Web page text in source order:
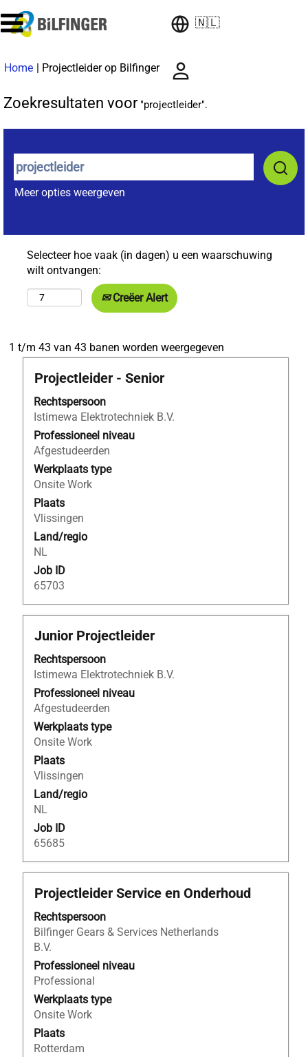
🇳🇱
Home | Projectleider op Bilfinger(huidige
pagina)
Zoekresultaten voor"projectleider".
Meer opties weergeven
Selecteer hoe vaak (in dagen) u een waarschuwing
wilt ontvangen:
Creëer Alert
1 t/m 43 van 43 banen worden weergegeven
voor
lijst
met
Titel
Projectleider - Senior
Rechtspersoon
Istimewa Elektrotechniek B.V.
Professioneel niveau
Afgestudeerden
Werkplaats type
Onsite Work
Plaats
Vlissingen
Land/regio
NL
Job ID
65703
Selecteer
deze
spatiebalk
om
de
volledige
inhoud
van
de
functiegegevens
weer
te
geven.
Titel
Junior Projectleider
Rechtspersoon
Istimewa Elektrotechniek B.V.
Professioneel niveau
Afgestudeerden
Werkplaats type
Onsite Work
Plaats
Vlissingen
Land/regio
NL
Job ID
65685
Selecteer
spatiebalk
om
de
volledige
inhoud
van
de
functiegegevens
weer
te
geven.
Titel
Projectleider Service en Onderhoud
Rechtspersoon
Bilfinger Gears & Services Netherlands
B.V.
Professioneel niveau
Professional
Werkplaats type
Onsite Work
Plaats
Rotterdam
Selecteer
deze
spatiebalk
om
de
volledige
inhoud
van
de
functiegegevens
weer